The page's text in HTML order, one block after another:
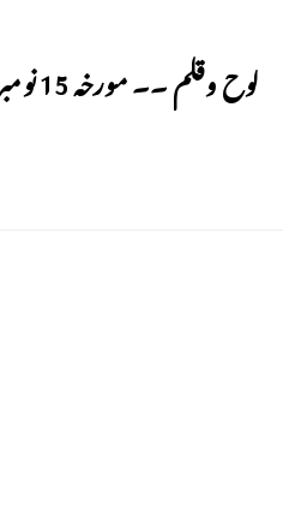
لوح وقلم ۔۔ مورخہ 15 نومبر 2025